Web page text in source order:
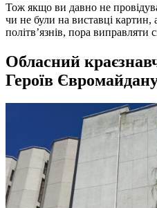
Тож якщо ви давно не
чи не були на виставці
політв’язнів, пора виправляти
Обласний
Героїв